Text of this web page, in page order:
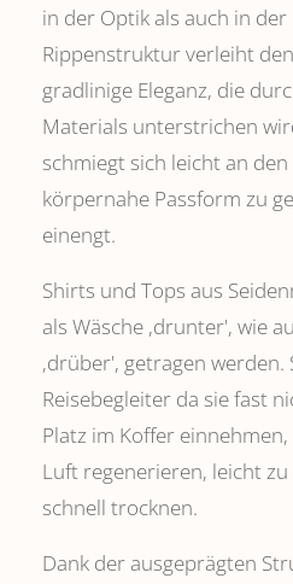
in der Optik als auch in
Rippenstruktur verleiht
gradlinige Eleganz, die
Materials unterstrichen
schmiegt sich leicht an
körpernahe Passform zu
einengt.
Shirts und Tops aus
als Wäsche ,drunter', wie
‚drüber', getragen
Reisebegleiter da sie fast
Platz im Koffer
Luft regenerieren, leicht
schnell trocknen.
Dank der ausgeprägten